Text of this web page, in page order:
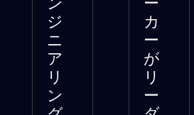
ン
ジ
ニ
ア
リ
ン
ー
カ
ー
が
リ
ー